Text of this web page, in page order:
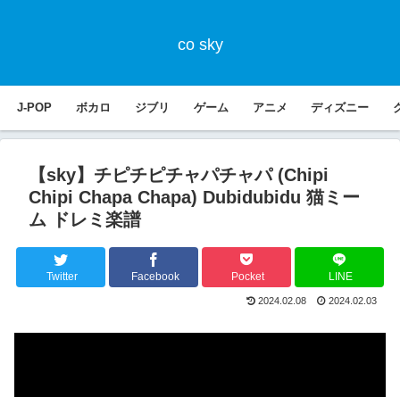
co sky
J-POP ボカロ ジブリ ゲーム アニメ ディズニー
【sky】チピチピチャパチャパ (Chipi
Chipi Chapa Chapa) Dubidubidu 猫ミー
ム ドレミ楽譜
Twitter Facebook Pocket LINE
2024.02.08 2024.02.03